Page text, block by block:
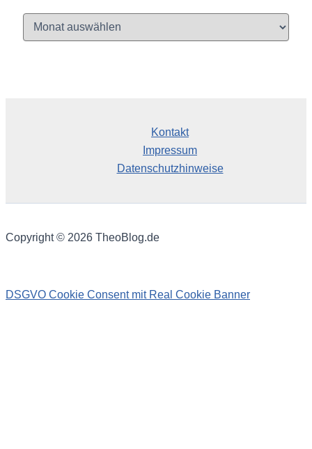
Kontakt
Impressum
Datenschutzhinweise
Copyright © 2026 TheoBlog.de
DSGVO Cookie Consent mit Real Cookie Banner